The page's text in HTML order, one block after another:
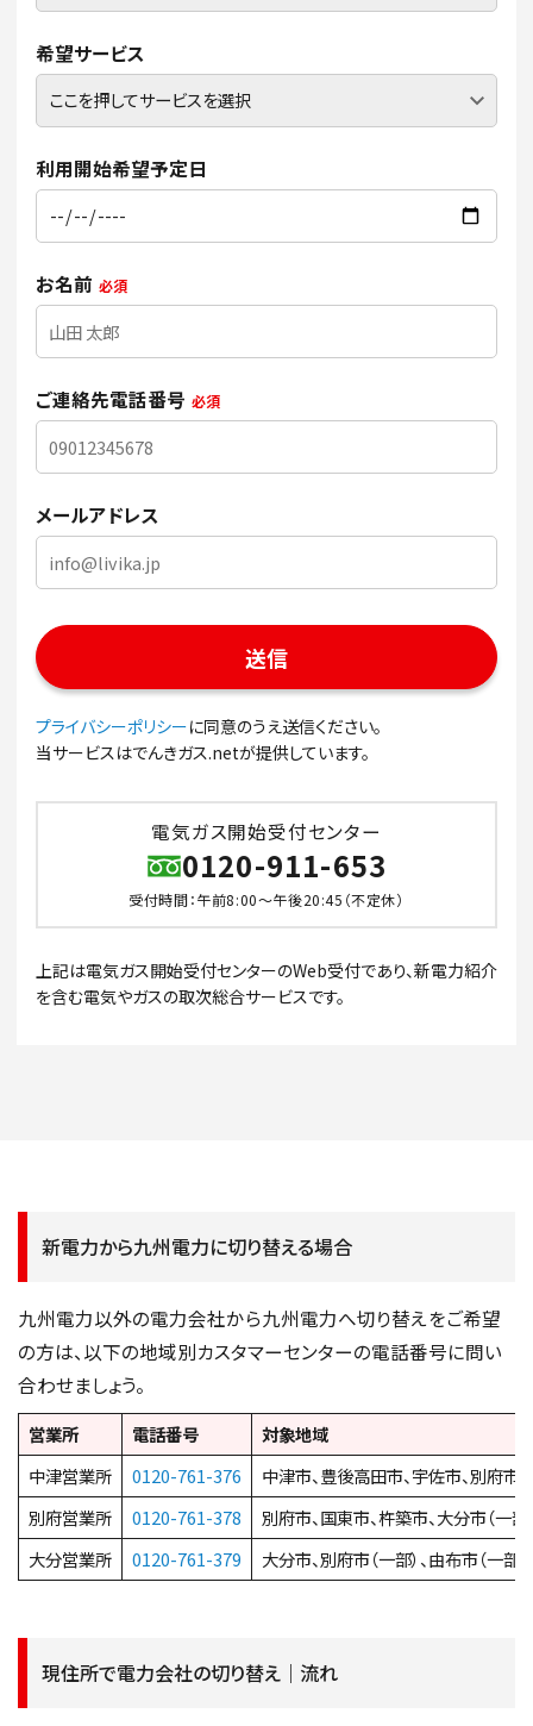
希望サービス
利用開始希望予定日
お名前 必須
ご連絡先電話番号 必須
メールアドレス
プライバシーポリシーに同意のうえ送信ください。
当サービスはでんきガス.netが提供しています。
電気ガス開始受付センター
0120-911-653
受付時間：午前8:00～午後20:45（不定休）
上記は電気ガス開始受付センターのWeb受付であり、新電力紹介
を含む電気やガスの取次総合サービスです。
新電力から九州電力に切り替える場合
九州電力以外の電力会社から九州電力へ切り替えをご希望
の方は、以下の地域別カスタマーセンターの電話番号に問い
合わせましょう。
営業所 電話番号
対象地域
中津営業所
0120-761-376
中津市、豊後高田市、宇佐市、別府市（
別府営業所
0120-761-378
別府市、国東市、杵築市、大分市（一部
大分営業所
0120-761-379 大分市、別府市（一部）、由布市（一
現住所で電力会社の切り替え｜流れ